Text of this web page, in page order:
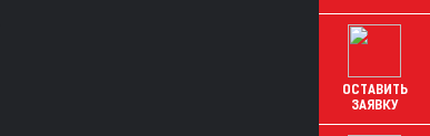
ОСТАВИТЬ
ЗАЯВКУ